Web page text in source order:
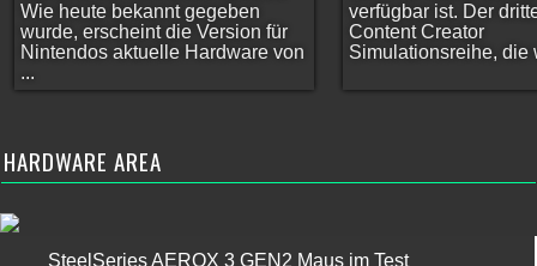
Wie heute bekannt gegeben
wurde, erscheint die Version für
Nintendos aktuelle Hardware von
...
verfügbar ist. Der
Content Creator
Simulationsreihe, die
HARDWARE AREA
SteelSeries AEROX 3 GEN2 Maus im Test